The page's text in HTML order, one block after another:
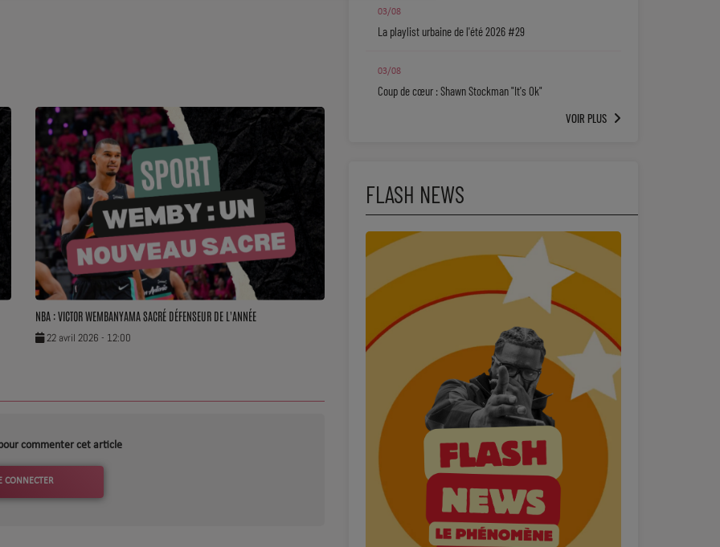
NBA : VICTOR WEMBANYAMA SACRÉ DÉFENSEUR DE L'ANNÉE
22 avril 2026 - 12:00
commenter cet article
CONNECTER
03/08
La playlist urbaine de l'été 2026 #29
03/08
Coup de cœur : Shawn Stockman "It's Ok"
VOIR PLUS
FLASH NEWS